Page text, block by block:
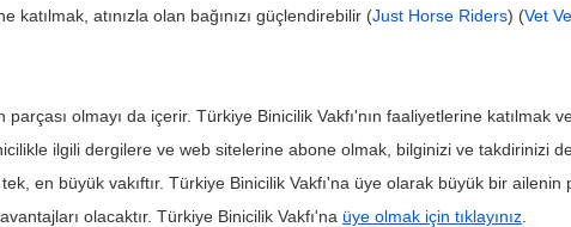
atınızla olan bağınızı güçlendirebilir (Just Horse Riders) (Vet
olmayı da içerir. Türkiye Binicilik Vakfı'nın faaliyetlerine katılmak
ilgili dergilere ve web sitelerine abone olmak, bilginizi ve takdirinizi
en büyük vakıftır. Türkiye Binicilik Vakfı'na üye olarak büyük bir ailenin
olacaktır. Türkiye Binicilik Vakfı'na üye olmak için tıklayınız